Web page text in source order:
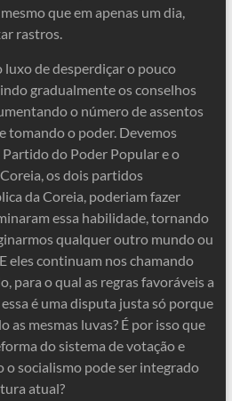
que em apenas um dia,
rastros.
luxo de desperdiçar o pouco
gradualmente os conselhos
o número de assentos
tomando o poder. Devemos
do Poder Popular e o
os dois partidos
da Coreia, poderiam fazer
essa habilidade, tornando
qualquer outro mundo ou
eles continuam nos chamando
para o qual as regras favoráveis ​​a
é uma disputa justa só porque
as mesmas luvas? É por isso que
do sistema de votação e
socialismo pode ser integrado
atual?